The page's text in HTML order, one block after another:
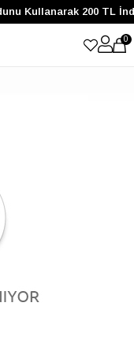
Kullanarak 200 TL
0